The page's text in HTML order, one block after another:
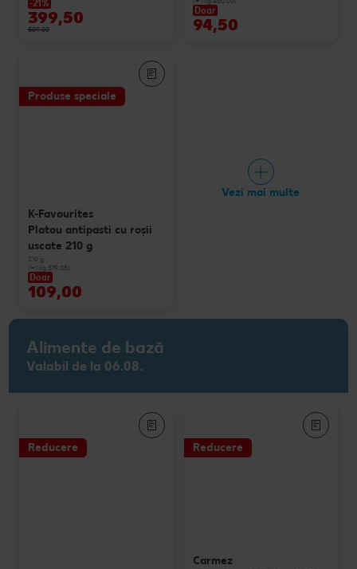
-21%
399,50
509,00
Doar
94,50
Produse speciale
K-Favourites
Platou antipasti cu roșii
uscate 210 g
210 g
(=1 kg 519.05)
Doar
109,00
Vezi mai multe
Alimente de bază
Valabil de la 06.08.
Reducere Reducere
Carmez